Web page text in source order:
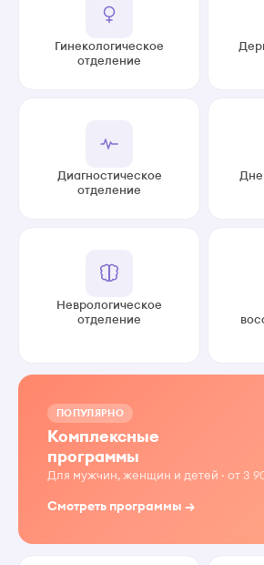
Гинекологическое
отделение
Диагностическое
отделение
Неврологическое
отделение
ПОПУЛЯРНО
Комплексные
программы
Для мужчин, женщин и детей · от 3
Смотреть программы →